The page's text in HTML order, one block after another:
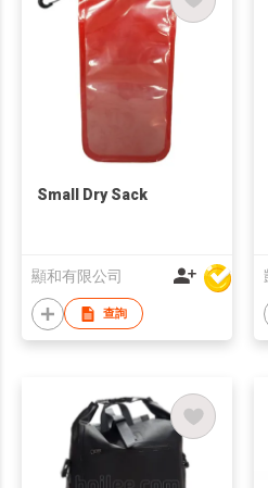
Small Dry Sack
顯和有限公司
查詢